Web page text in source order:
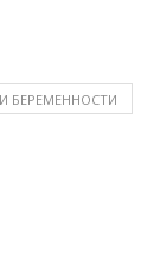
БЕРЕМЕННОСТИ